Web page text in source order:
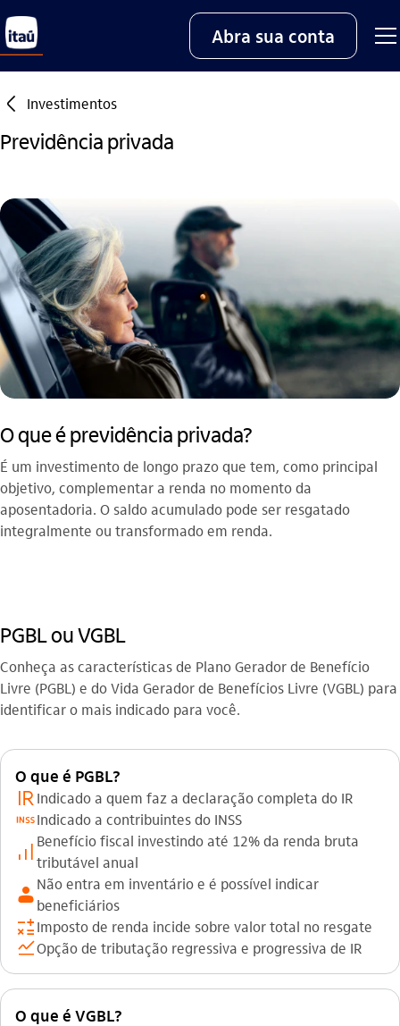
Abra sua conta
seta_esquerda Investimentos
Previdência privada
O que é previdência privada?
É um investimento de longo prazo que tem, como principal
objetivo, complementar a renda no momento da
aposentadoria. O saldo acumulado pode ser resgatado
integralmente ou transformado em renda.
PGBL ou VGBL
Conheça as características de Plano Gerador de Benefício
Livre (PGBL) e do Vida Gerador de Benefícios Livre (VGBL) para
identificar o mais indicado para você.
O que é PGBL?
imposto_de_renda Indicado a quem faz a declaração completa do IR
inssIndicado a contribuintes do INSS
investimento
Benefício fiscal investindo até 12% da renda bruta
tributável anual
usuario
Não entra em inventário e é possível indicar
beneficiários
calculadoraImposto de renda incide sobre valor total no resgate
acoesOpção de tributação regressiva e progressiva de IR
O que é VGBL?